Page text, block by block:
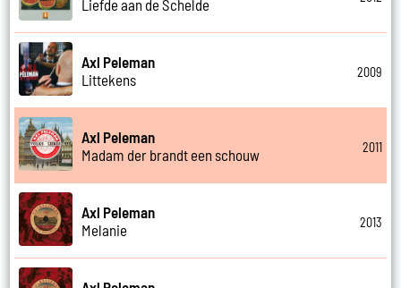
Liefde aan de Schelde
Axl Peleman
Littekens
2009
Axl Peleman
Madam der brandt een schouw
2011
Axl Peleman
Melanie
2013